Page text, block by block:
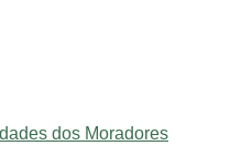
dos Moradores